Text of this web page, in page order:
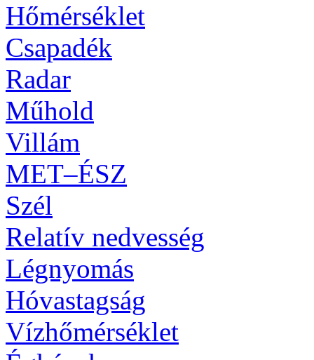
Hőmérséklet
Csapadék
Radar
Műhold
Villám
MET–ÉSZ
Szél
Relatív nedvesség
Légnyomás
Hóvastagság
Vízhőmérséklet